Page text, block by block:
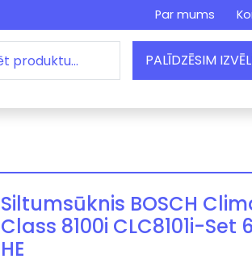
Par mums
PALĪDZĒSIM
Siltumsūknis BOSCH
Class 8100i CLC8101i-Set
HE